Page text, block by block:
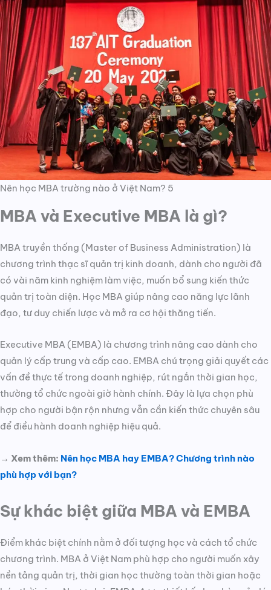
Nên học MBA trường nào ở Việt Nam? 5
MBA và Executive MBA là gì?
MBA truyền thống (Master of Business Administration) là
chương trình thạc sĩ quản trị kinh doanh, dành cho người đã
có vài năm kinh nghiệm làm việc, muốn bổ sung kiến thức
quản trị toàn diện. Học MBA giúp nâng cao năng lực lãnh
đạo, tư duy chiến lược và mở ra cơ hội thăng tiến.
Executive MBA (EMBA) là chương trình nâng cao dành cho
quản lý cấp trung và cấp cao. EMBA chú trọng giải quyết các
vấn đề thực tế trong doanh nghiệp, rút ngắn thời gian học,
thường tổ chức ngoài giờ hành chính. Đây là lựa chọn phù
hợp cho người bận rộn nhưng vẫn cần kiến thức chuyên sâu
để điều hành doanh nghiệp hiệu quả.
→ Xem thêm: Nên học MBA hay EMBA? Chương trình nào
phù hợp với bạn?
Sự khác biệt giữa MBA và EMBA
Điểm khác biệt chính nằm ở đối tượng học và cách tổ chức
chương trình. MBA ở Việt Nam phù hợp cho người muốn xây
nền tảng quản trị, thời gian học thường toàn thời gian hoặc